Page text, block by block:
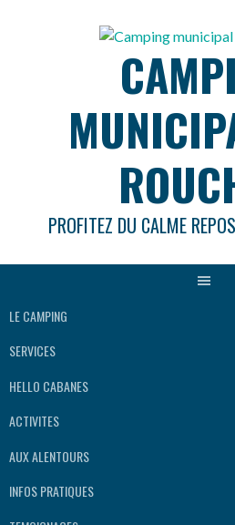
PROFITEZ DU CALME
LE CAMPING
SERVICES
HELLO CABANES
ACTIVITES
AUX ALENTOURS
INFOS PRATIQUES